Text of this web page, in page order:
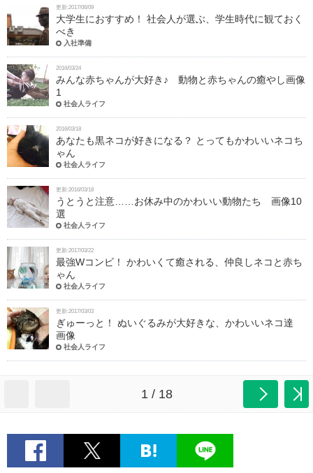
更新:2017/06/09
大学生におすすめ！ 社会人が選ぶ、学生時代に観ておく
べき
入社準備
2016/03/24
みんな赤ちゃんが大好き♪ 動物と赤ちゃんの癒やし画像
1
社会人ライフ
2016/03/18
あなたも黒ネコが好きになる？ とってもかわいいネコち
ゃん
社会人ライフ
更新:2016/03/18
うとうと注意……お休み中のかわいい動物たち 画像10
選
社会人ライフ
更新:2017/03/22
最強Wコンビ！ かわいくて癒される、仲良しネコと赤ち
ゃん
社会人ライフ
更新:2017/03/03
ぎゅーっと！ ぬいぐるみが大好きな、かわいいネコ達
画像
社会人ライフ
1 / 18